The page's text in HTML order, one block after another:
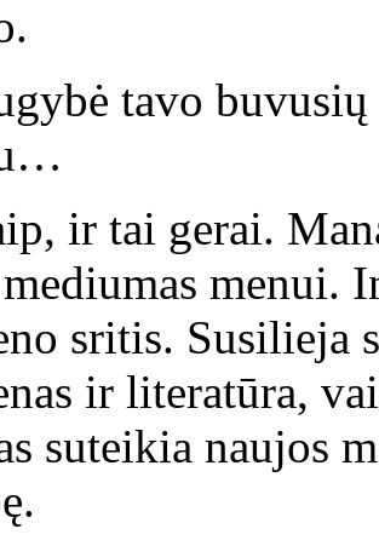
tavo
ir tai gerai.
menui.
sritis. Susilieja
ir literatūra,
suteikia naujos